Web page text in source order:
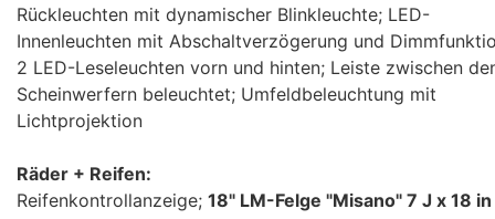
Rückleuchten mit dynamischer Blinkleuchte; LED-
Innenleuchten mit Abschaltverzögerung und
2 LED-Leseleuchten vorn und hinten; Leiste zwischen
Scheinwerfern beleuchtet; Umfeldbeleuchtung mit
Lichtprojektion
Räder + Reifen:
Reifenkontrollanzeige; 18" LM-Felge "Misano" 7 J x 18 in